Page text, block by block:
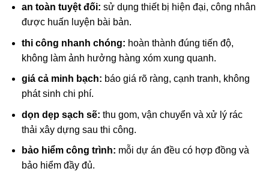
an toàn tuyệt đối: sử dụng thiết bị hiện đại, công nhân
được huấn luyện bài bản.
thi công nhanh chóng: hoàn thành đúng tiến độ,
không làm ảnh hưởng hàng xóm xung quanh.
giá cả minh bạch: báo giá rõ ràng, cạnh tranh, không
phát sinh chi phí.
dọn dẹp sạch sẽ: thu gom, vận chuyển và xử lý rác
thải xây dựng sau thi công.
bảo hiểm công trình: mỗi dự án đều có hợp đồng và
bảo hiểm đầy đủ.